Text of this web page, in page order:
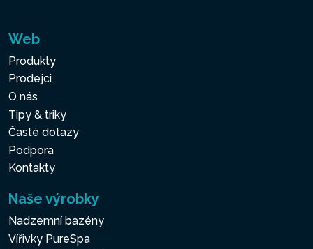
Web
Produkty
Prodejci
O nás
Tipy & triky
Časté dotazy
Podpora
Kontakty
Naše výrobky
Nadzemní bazény
Vířivky PureSpa